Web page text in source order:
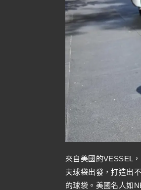
來自美國的VESSEL
夫球袋出發，打造出
的球袋。美國名人如